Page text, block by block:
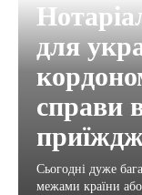
для
справи
Сьогодні дуже
межами країни